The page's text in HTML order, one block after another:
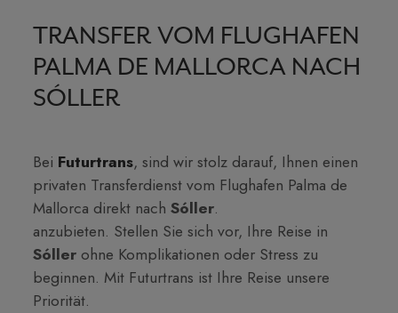
TRANSFER VOM FLUGHAFEN
PALMA DE MALLORCA NACH
SÓLLER
Bei Futurtrans, sind wir stolz darauf, Ihnen einen
privaten Transferdienst vom Flughafen Palma de
Mallorca direkt nachSóller.
anzubieten. Stellen Sie sich vor, Ihre Reise in
Sóller ohne Komplikationen oder Stress zu
beginnen. Mit Futurtrans ist Ihre Reise unsere
Priorität.